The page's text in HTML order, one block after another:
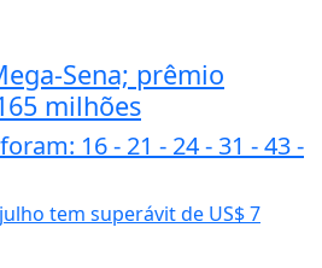
Sena; prêmio
milhões
16 - 21 - 24 - 31 - 43 -